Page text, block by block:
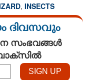
, INSECTS
ദിവസവും
സംഭവങ്ങൾ